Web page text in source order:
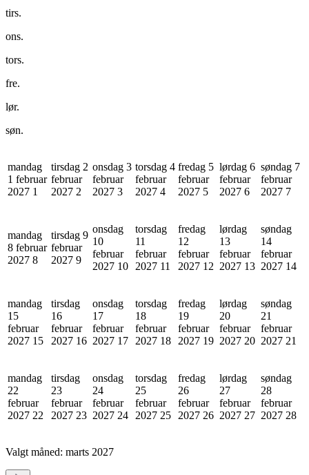
tirs.
ons.
tors.
fre.
lør.
søn.
mandag
1 februar
2027 1
tirsdag 2
februar
2027 2
onsdag 3
februar
2027 3
torsdag 4
februar
2027 4
fredag 5
februar
2027 5
lørdag 6
februar
2027 6
søndag 7
februar
2027 7
mandag
8 februar
2027 8
tirsdag 9
februar
2027 9
onsdag
10
februar
2027 10
torsdag
11
februar
2027 11
fredag
12
februar
2027 12
lørdag
13
februar
2027 13
søndag
14
februar
2027 14
mandag
15
februar
2027 15
tirsdag
16
februar
2027 16
onsdag
17
februar
2027 17
torsdag
18
februar
2027 18
fredag
19
februar
2027 19
lørdag
20
februar
2027 20
søndag
21
februar
2027 21
mandag
22
februar
2027 22
tirsdag
23
februar
2027 23
onsdag
24
februar
2027 24
torsdag
25
februar
2027 25
fredag
26
februar
2027 26
lørdag
27
februar
2027 27
søndag
28
februar
2027 28
Valgt måned: marts 2027